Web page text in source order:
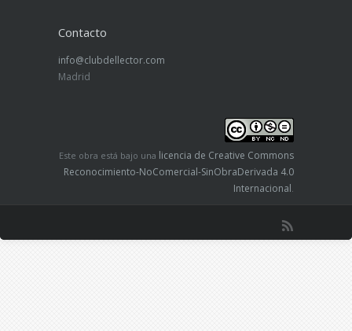
Contacto
info@clubdellector.com
Madrid
Este obra está bajo una licencia de Creative Commons
Reconocimiento-NoComercial-SinObraDerivada 4.0
Internacional